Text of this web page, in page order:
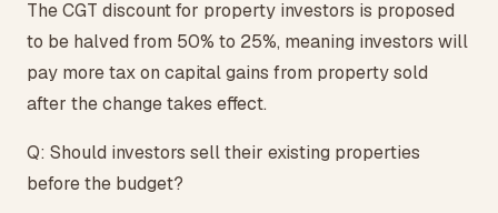
The CGT discount for property investors is proposed
to be halved from 50% to 25%, meaning investors will
pay more tax on capital gains from property sold
after the change takes effect.
Q: Should investors sell their existing properties
before the budget?